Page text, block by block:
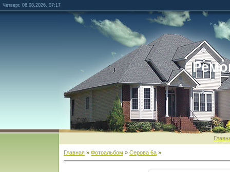
Четверг, 06.08.2026, 07:17
Главная » Фотоальбом » Серова 6а »